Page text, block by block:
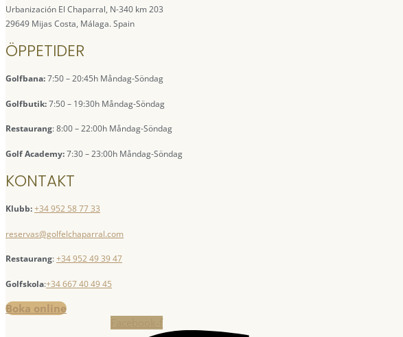
Urbanización El Chaparral, N-340 km 203
29649 Mijas Costa, Málaga. Spain
ÖPPETIDER
Golfbana:7:50 – 20:45h Måndag-Söndag
Golfbutik:7:50 – 19:30h Måndag-Söndag
Restaurang: 8:00 – 22:00h Måndag-Söndag
Golf Academy:7:30 – 23:00h Måndag-Söndag
KONTAKT
Klubb:+34 952 58 77 33
reservas@golfelchaparral.com
Restaurang:+34 952 49 39 47
Golfskola:+34 667 40 49 45
Boka online
Facebook-f